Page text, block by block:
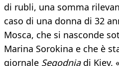
di rubli, una somma
caso di una donna di 32
Mosca, che si nasconde
Marina Sorokina e che è
giornale Segodnjadi Kiev.